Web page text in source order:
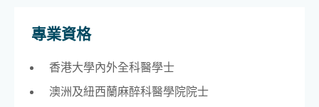
專業資格
香港大學內外全科醫學士
澳洲及紐西蘭麻醉科醫學院院士